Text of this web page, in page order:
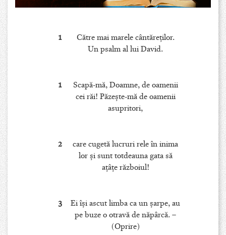
1
Către mai marele cântăreţilor.
Un psalm al lui David.
1
Scapă-mă, Doamne, de oamenii
cei răi! Păzeşte-mă de oamenii
asupritori,
2
care cugetă lucruri rele în inima
lor şi sunt totdeauna gata să
aţâţe războiul!
3
Ei îşi ascut limba ca un şarpe, au
pe buze o otravă de năpârcă. –
(Oprire)